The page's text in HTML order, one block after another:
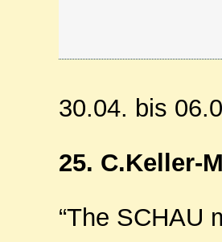
30.04. bis
25. C.Keller-
“The SCHAU